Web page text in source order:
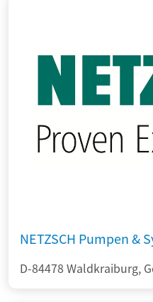
NETZSCH Pumpen &
D-84478 Waldkraiburg,